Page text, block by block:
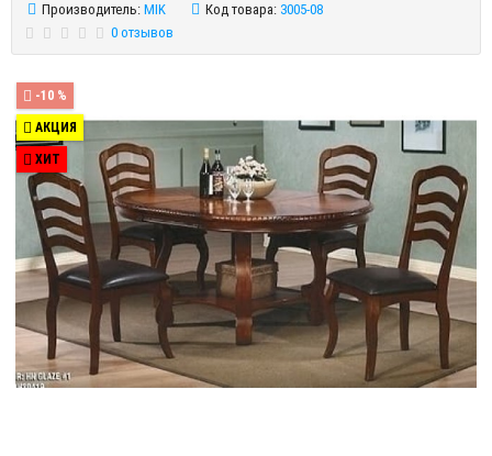
Производитель: MIK Код товара: 3005-08
0 отзывов
-10 %
АКЦИЯ
ХИТ